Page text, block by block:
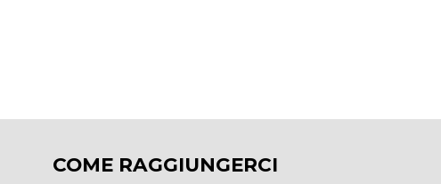
COME RAGGIUNGERCI